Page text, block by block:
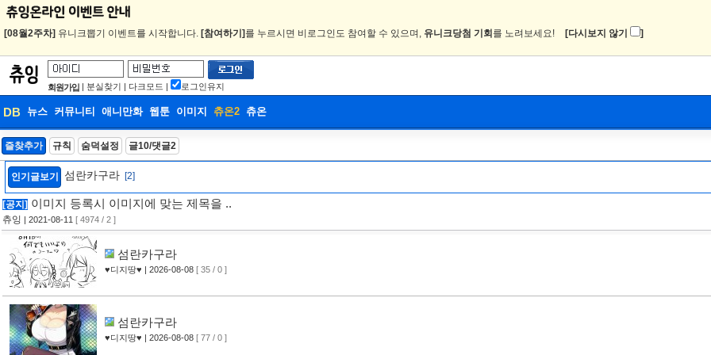
[08월2주차] 유니크뽑기 이벤트를 시작합니다. [참여하기] 를 누르시면 비로그인도 참여할 수 있으며, 유니크당첨 기회 를 노려보세요! [다시보지 않기 ]
회원가입 | 분실찾기 | 다크모드 | 로그인유지
DB 뉴스 커뮤니티 애니만화 웹툰 이미지 츄온2 츄온
DB
웹툰
즐찾추가 규칙 숨덕설정 글10/댓글2
인기글보기 섬란카구라 [2]
[공지] 이미지 등록시 이미지에 맞는 제목을 ..
츄잉 | 2021-08-11 [ 4974 / 2 ]
섬란카구라
♥디지땅♥ | 2026-08-08 [ 35 / 0 ]
섬란카구라
♥디지땅♥ | 2026-08-08 [ 77 / 0 ]